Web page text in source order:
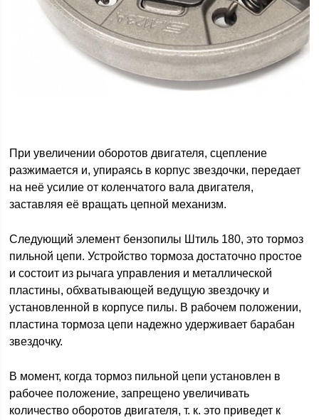
При увеличении оборотов двигателя, сцепление
разжимается и, упираясь в корпус звездочки, передает
на неё усилие от коленчатого вала двигателя,
заставляя её вращать цепной механизм.
Следующий элемент бензопилы Штиль 180, это тормоз
пильной цепи. Устройство тормоза достаточно простое
и состоит из рычага управления и металлической
пластины, обхватывающей ведущую звездочку и
установленной в корпусе пилы. В рабочем положении,
пластина тормоза цепи надежно удерживает барабан
звездочку.
В момент, когда тормоз пильной цепи установлен в
рабочее положение, запрещено увеличивать
количество оборотов двигателя, т. к. это приведет к